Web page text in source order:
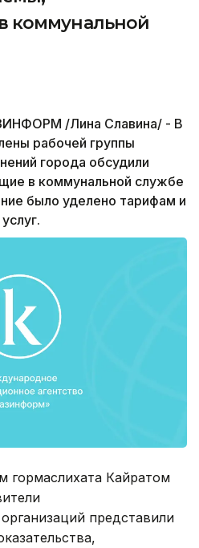
коммунальной
/Лина Славина/ - В
рабочей группы
города обсудили
в коммунальной службе
было уделено тарифам и
гормаслихата Кайратом
представили